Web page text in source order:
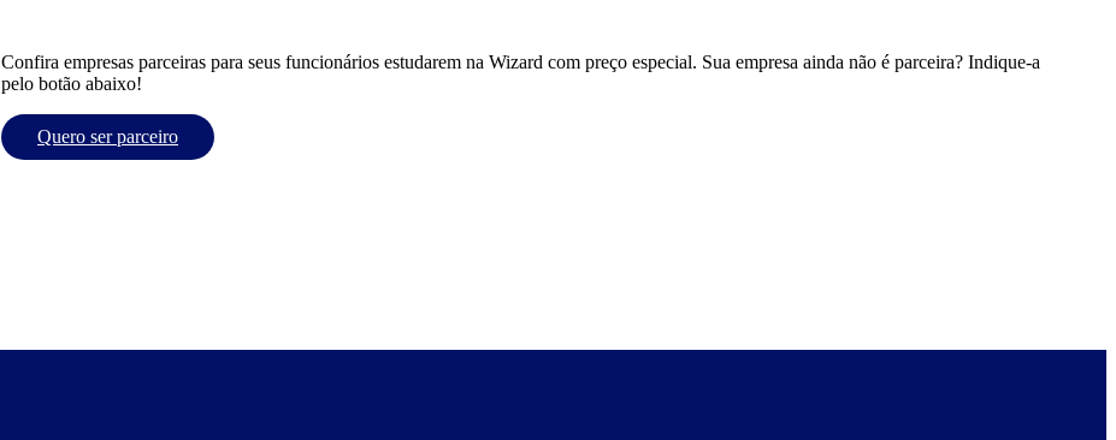
Confira empresas parceiras para seus funcionários estudarem na Wizard com preço especial. Sua empresa ainda não é parceira? Indique-a
pelo botão abaixo!
Quero ser parceiro